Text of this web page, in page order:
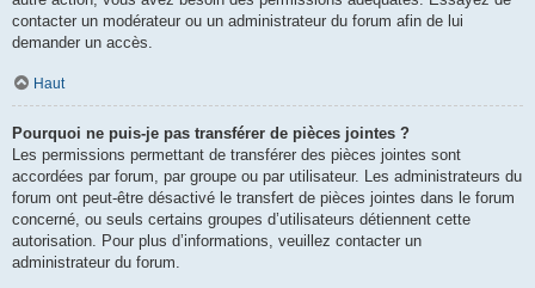
contacter un modérateur ou un administrateur du forum afin de lui
demander un accès.
Haut
Pourquoi ne puis-je pas transférer de pièces jointes ?
Les permissions permettant de transférer des pièces jointes sont
accordées par forum, par groupe ou par utilisateur. Les administrateurs du
forum ont peut-être désactivé le transfert de pièces jointes dans le forum
concerné, ou seuls certains groupes d’utilisateurs détiennent cette
autorisation. Pour plus d’informations, veuillez contacter un
administrateur du forum.